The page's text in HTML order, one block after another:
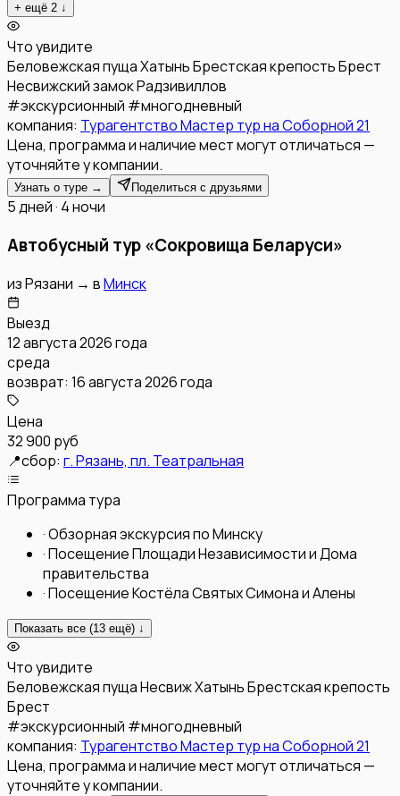
+ ещё 2 ↓
Что увидите
Беловежская пущаХатыньБрестская крепостьБрест
Несвижский замок Радзивиллов
#экскурсионный #многодневный
компания: Турагентство Мастер тур на Соборной 21
Цена, программа и наличие мест могут отличаться —
уточняйте у компании.
Узнать о туре → Поделиться с друзьями
5 дней · 4 ночи
Автобусный тур «Сокровища Беларуси»
изРязани → вМинск
Выезд
12 августа 2026 года
среда
возврат: 16 августа 2026 года
Цена
32 900 руб
📍сбор: г. Рязань, пл. Театральная
Программа тура
·Обзорная экскурсия по Минску
·Посещение Площади Независимости и Дома
правительства
·Посещение Костёла Святых Симона и Алены
Показать все (13 ещё) ↓
Что увидите
Беловежская пущаНесвижХатыньБрестская крепость
Брест
#экскурсионный #многодневный
компания: Турагентство Мастер тур на Соборной 21
Цена, программа и наличие мест могут отличаться —
уточняйте у компании.